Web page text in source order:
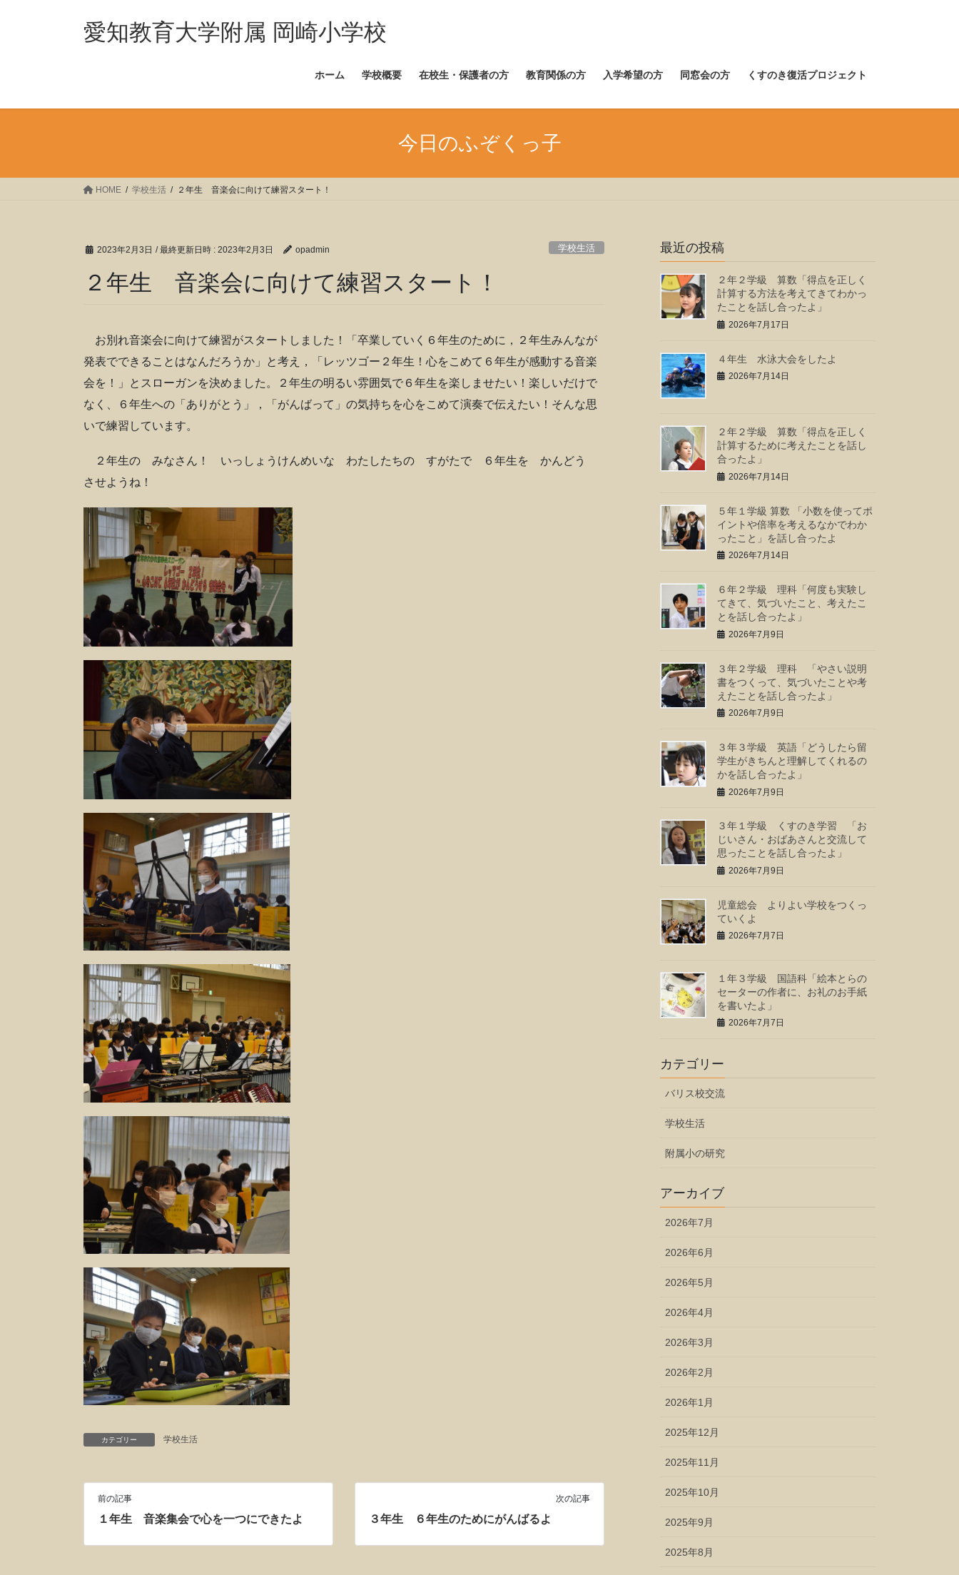
ス
ン
愛知教育大学附属 岡崎小学校
ホーム 学校概要 在校生・保護者の方 教育関係の方 入学希望の方 同窓会の方 くすのき復活プロジェクト
今日のふぞくっ子
HOME 学校生活 ２年生 音楽会に向けて練習スタート！
2023年2月3日 / 最終更新日時 : 2023年2月3日 opadmin 学校生活
２年生 音楽会に向けて練習スタート！
お別れ音楽会に向けて練習がスタートしました！「卒業していく６年生のために，２年生みんなが
発表でできることはなんだろうか」と考え，「レッツゴー２年生！心をこめて６年生が感動する音楽
会を！」とスローガンを決めました。２年生の明るい雰囲気で６年生を楽しませたい！楽しいだけで
なく、６年生への「ありがとう」，「がんばって」の気持ちを心をこめて演奏で伝えたい！そんな思
いで練習しています。
２年生の みなさん！ いっしょうけんめいな わたしたちの すがたで ６年生を かんどう
させようね！
カテゴリー 学校生活
前の記事
１年生 音楽集会で心を一つにできたよ
次の記事
３年生 ６年生のためにがんばるよ
最近の投稿
２年２学級 算数「得点を正しく
計算する方法を考えてきてわかっ
たことを話し合ったよ」
2026年7月17日
４年生 水泳大会をしたよ
2026年7月14日
２年２学級 算数「得点を正しく
計算するために考えたことを話し
合ったよ」
2026年7月14日
５年１学級 算数 「小数を使ってポ
イントや倍率を考えるなかでわか
ったこと」を話し合ったよ
2026年7月14日
６年２学級 理科「何度も実験し
てきて、気づいたこと、考えたこ
とを話し合ったよ」
2026年7月9日
３年２学級 理科 「やさい説明
書をつくって、気づいたことや考
えたことを話し合ったよ」
2026年7月9日
３年３学級 英語「どうしたら留
学生がきちんと理解してくれるの
かを話し合ったよ」
2026年7月9日
３年１学級 くすのき学習 「お
じいさん・おばあさんと交流して
思ったことを話し合ったよ」
2026年7月9日
児童総会 よりよい学校をつくっ
ていくよ
2026年7月7日
１年３学級 国語科「絵本とらの
セーターの作者に、お礼のお手紙
を書いたよ」
2026年7月7日
カテゴリー
バリス校交流
学校生活
附属小の研究
アーカイブ
2026年7月
2026年6月
2026年5月
2026年4月
2026年3月
2026年2月
2026年1月
2025年12月
2025年11月
2025年10月
2025年9月
2025年8月